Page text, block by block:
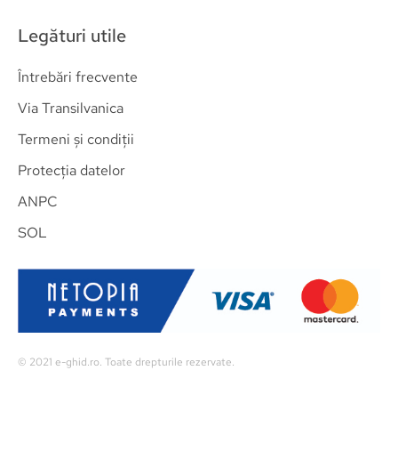
Legături utile
Întrebări frecvente
Via Transilvanica
Termeni și condiții
Protecția datelor
ANPC
SOL
© 2021 e-ghid.ro. Toate drepturile rezervate.